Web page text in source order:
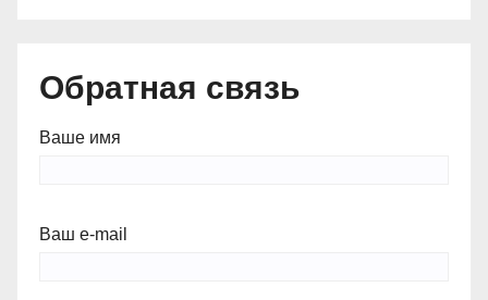
Обратная связь
Ваше имя
Ваш e-mail